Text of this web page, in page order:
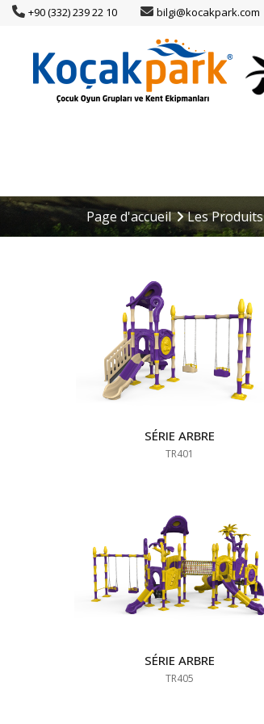
+90 (332) 239 22 10 bilgi@kocakpark.com
Page d'accueil Les Produits
SÉRIE ARBRE
TR401
SÉRIE ARBRE
TR405